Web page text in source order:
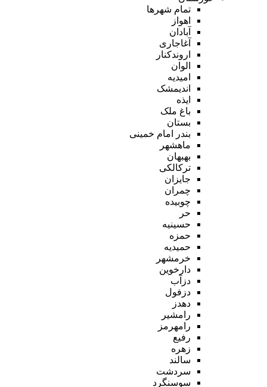
تمام شهر‌ها
اهواز
آبادان
آغاجاری
اروندکنار
الوان
امیدیه
اندیمشک
ایذه
باغ ملک
بستان
بندر امام خمینی
ماهشهر
بهبهان
ترکالکی
جایزان
چمران
چوبیده
حر
حسینیه
حمزه
حمیدیه
خرمشهر
دارخوین
دزآب
دزفول
دهدز
رامشیر
رامهرمز
رفیع
زهره
سالند
سردشت
سوسنگرد